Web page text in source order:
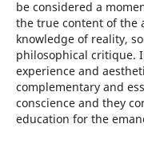
be considered a
the true content of the
knowledge of reality,
philosophical critique.
experience and
complementary and
conscience and they
education for the